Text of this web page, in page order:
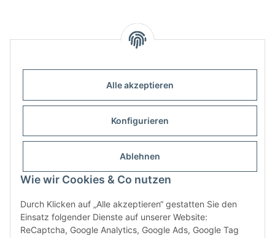
Alle akzeptieren
Konfigurieren
Ablehnen
Wie wir Cookies & Co nutzen
Durch Klicken auf „Alle akzeptieren“ gestatten Sie den
Einsatz folgender Dienste auf unserer Website:
ReCaptcha, Google Analytics, Google Ads, Google Tag
Informationen
Gesetzliche Informationen
Infobox
Vertrag widerrufen